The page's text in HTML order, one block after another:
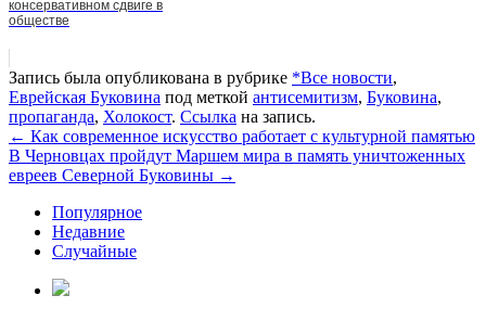
консервативном сдвиге в
обществе
Запись была опубликована в рубрике *Все новости,
Еврейская Буковина под меткой антисемитизм, Буковина,
пропаганда, Холокост. Ссылка на запись.
Навигация
← Как современное искусство работает с культурной памятью
В Черновцах пройдут Маршем мира в память уничтоженных
евреев Северной Буковины →
Популярное
Недавние
Случайные